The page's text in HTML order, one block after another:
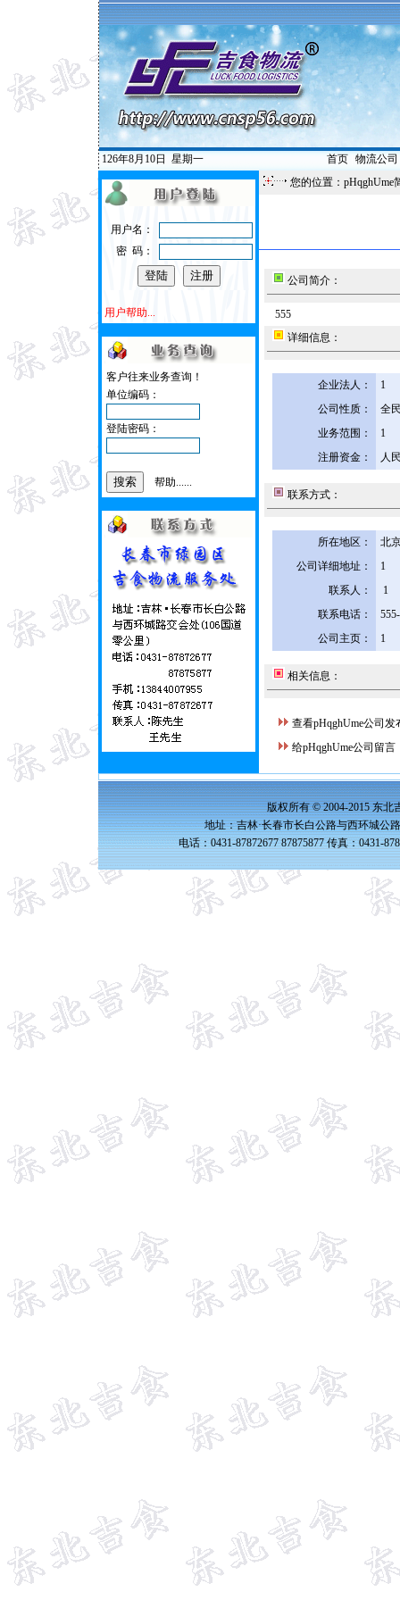
126年8月10日 星期一 首页| 物流公司
用户名：
密 码：
用户帮助...
客户往来业务查询！
单位编码：
登陆密码：
帮助......
您的位置：pHqghUme
公司简介：
555
详细信息：
企业法人：
1
公司性质：
全
业务范围：
1
注册资金：
人
联系方式：
所在地区：
北
公司详细地址：
1
联系人：
1
联系电话：
公司主页：
1
相关信息：
查看pHqghUme公司发
给pHqghUme公司留言
版权所有 © 2004-2015 东北
地址：吉林·长春市长白公路与西环城公
电话：0431-87872677 87875877 传真：0431-